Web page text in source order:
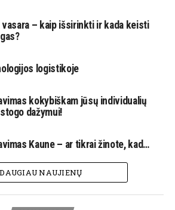
vasara – kaip išsirinkti ir kada keisti
logistikoje
kokybiškam jūsų individualių
dažymui!
Kaune – ar tikrai žinote, kad…
DAUGIAU NAUJIENŲ